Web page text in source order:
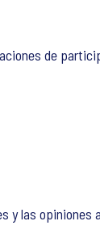
de
y las opiniones